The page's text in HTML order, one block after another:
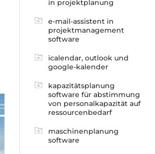
in projektplanung
e-mail-assistent in
projektmanagement
software
icalendar, outlook und
google-kalender
kapazitätsplanung
software für abstimmung
von personalkapazität auf
ressourcenbedarf
maschinenplanung
software